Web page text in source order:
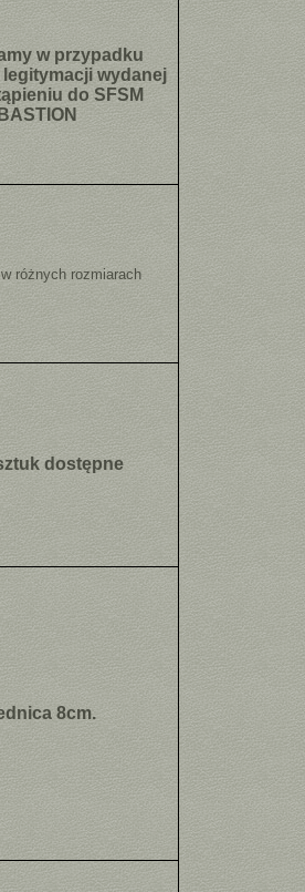
w przypadku
wydanej
do SFSM
BASTION
różnych rozmiarach
dostępne
8cm.